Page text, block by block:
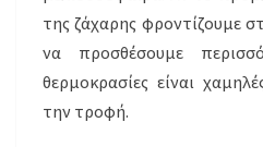
της ζάχαρης φροντίζουμε
να προσθέσουμε
θερμοκρασίες είναι
την τροφή.